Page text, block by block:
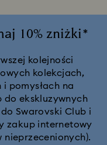
złota
perełkami
10% zniżki*
kolejności
kolekcjach,
pomysłach na
do ekskluzywnych
Swarovski Club i
zakup internetowy
nieprzecenionych).